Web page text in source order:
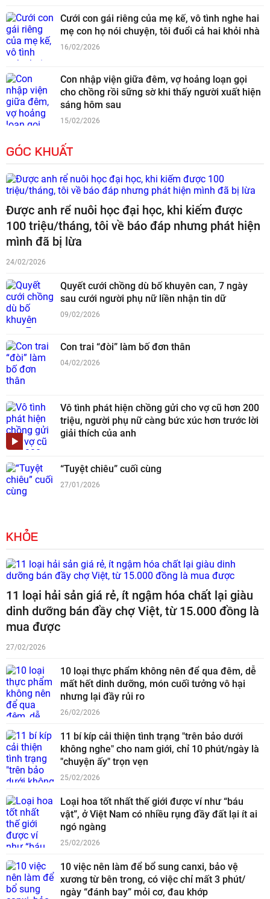
Cưới con gái riêng của mẹ kế, vô tình nghe hai
mẹ con họ nói chuyện, tôi đuổi cả hai khỏi nhà
16/02/2026
Con nhập viện giữa đêm, vợ hoảng loạn gọi
cho chồng rồi sững sờ khi thấy người xuất hiện
sáng hôm sau
15/02/2026
GÓC KHUẤT
Được anh rể nuôi học đại học, khi kiếm được
100 triệu/tháng, tôi về báo đáp nhưng phát hiện
mình đã bị lừa
24/02/2026
Quyết cưới chồng dù bố khuyên can, 7 ngày
sau cưới người phụ nữ liền nhận tin dữ
09/02/2026
Con trai “đòi” làm bố đơn thân
04/02/2026
Vô tình phát hiện chồng gửi cho vợ cũ hơn 200
triệu, người phụ nữ càng bức xúc hơn trước lời
giải thích của anh
“Tuyệt chiêu” cuối cùng
27/01/2026
KHỎE
11 loại hải sản giá rẻ, ít ngậm hóa chất lại giàu
dinh dưỡng bán đầy chợ Việt, từ 15.000 đồng là
mua được
27/02/2026
10 loại thực phẩm không nên để qua đêm, dễ
mất hết dinh dưỡng, món cuối tưởng vô hại
nhưng lại đầy rủi ro
26/02/2026
11 bí kíp cải thiện tình trạng "trên bảo dưới
không nghe" cho nam giới, chỉ 10 phút/ngày là
"chuyện ấy" trọn vẹn
25/02/2026
Loại hoa tốt nhất thế giới được ví như “báu
vật”, ở Việt Nam có nhiều rụng đầy đất lại ít ai
ngó ngàng
25/02/2026
10 việc nên làm để bổ sung canxi, bảo vệ
xương từ bên trong, có việc chỉ mất 3 phút/
ngày “đánh bay” mỏi cơ, đau khớp